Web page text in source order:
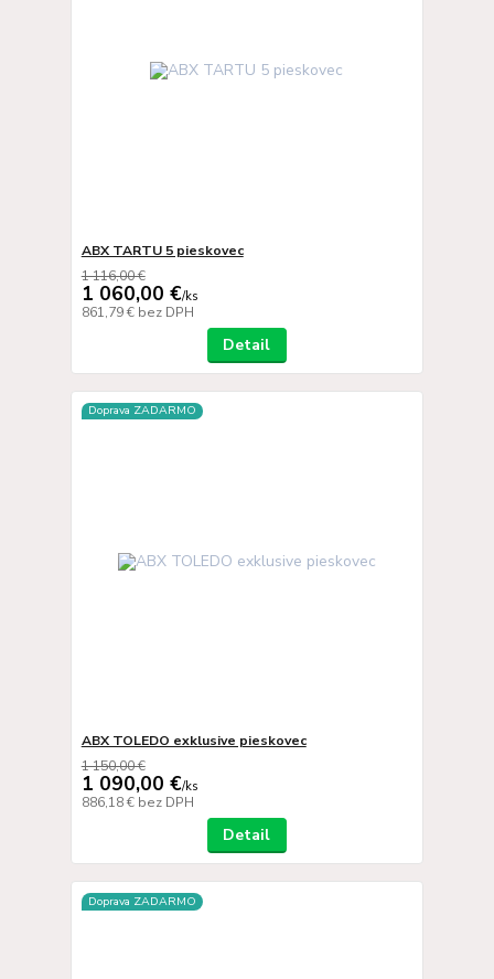
ABX TARTU 5 pieskovec
1 116,00 €
1 060,00 €/ks
861,79 € bez DPH
Detail
Doprava ZADARMO
ABX TOLEDO exklusive pieskovec
1 150,00 €
1 090,00 €/ks
886,18 € bez DPH
Detail
Doprava ZADARMO